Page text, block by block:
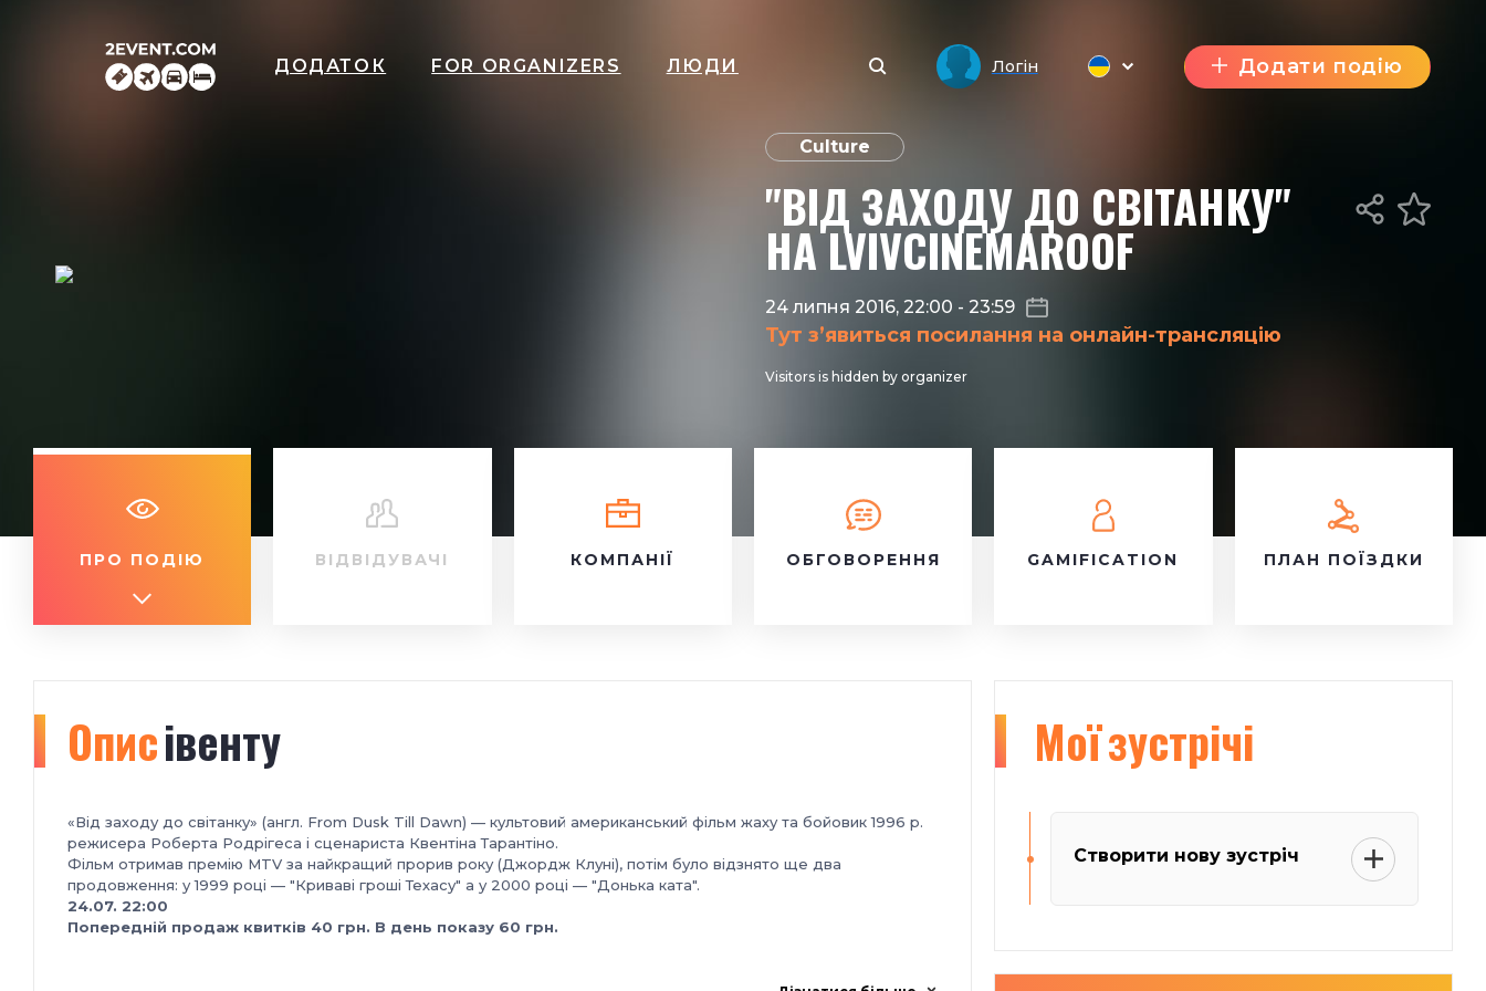
ДОДАТОК FOR ORGANIZERS ЛЮДИ Логін Додати подію
Culture
"ВІД ЗАХОДУ ДО СВІТАНКУ"
НА LVIVCINEMAROOF
24 липня 2016, 22:00 - 23:59
Тут з’явиться посилання на онлайн-трансляцію
Visitors is hidden by organizer
ПРО ПОДІЮ ВІДВІДУВАЧІ КОМПАНІЇ ОБГОВОРЕННЯ GAMIFICATION ПЛАН ПОЇЗДКИ
Описівенту
«Від заходу до світанку» (англ. From Dusk Till Dawn) — культовий американський фільм жаху та бойовик 1996 р.
режисера Роберта Родрігеса і сценариста Квентіна Тарантіно.
Фільм отримав премію MTV за найкращий прорив року (Джордж Клуні), потім було відзнято ще два
продовження: у 1999 році — "Криваві гроші Техасу" а у 2000 році — "Донька ката".
24.07. 22:00
Попередній продаж квитків 40 грн. В день показу 60 грн.
Моїзустрічі
Створити нову зустріч